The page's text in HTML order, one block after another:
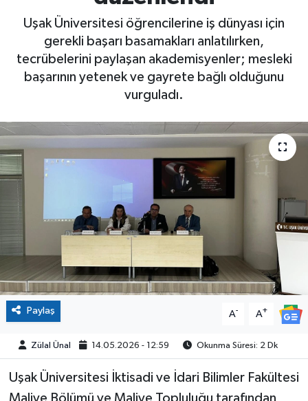
Uşak Üniversitesi öğrencilerine iş dünyası için
gerekli başarı basamakları anlatılırken,
tecrübelerini paylaşan akademisyenler; mesleki
başarının yetenek ve gayrete bağlı olduğunu
vurguladı.
Paylaş A- A+
Zülal Ünal 14.05.2026 - 12:59 Okunma Süresi: 2 Dk
Uşak Üniversitesi İktisadi ve İdari Bilimler Fakültesi